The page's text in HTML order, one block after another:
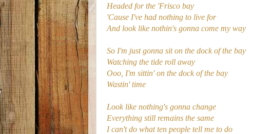
Headed for the 'Frisco bay
'Cause I've had nothing to live for
And look like nothin's gonna come my way
So I'm just gonna sit on the dock of the bay
Watching the tide roll away
Ooo, I'm sittin' on the dock of the bay
Wastin' time
Look like nothing's gonna change
Everything still remains the same
I can't do what ten people tell me to do